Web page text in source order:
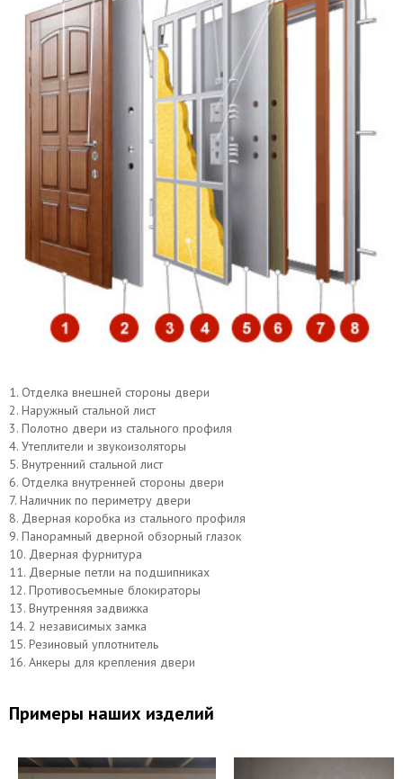
Вывод звонков
Утепление дверной коробки
Перенос звонка
1. Отделка внешней стороны двери
2. Наружный стальной лист
3. Полотно двери из стального профиля
4. Утеплители и звукоизоляторы
5. Внутренний стальной лист
6. Отделка внутренней стороны двери
7. Наличник по периметру двери
8. Дверная коробка из стального профиля
9. Панорамный дверной обзорный глазок
10. Дверная фурнитура
11. Дверные петли на подшипниках
12. Противосъемные блокираторы
13. Внутренняя задвижка
14. 2 независимых замка
15. Резиновый уплотнитель
16. Анкеры для крепления двери
Примеры наших изделий